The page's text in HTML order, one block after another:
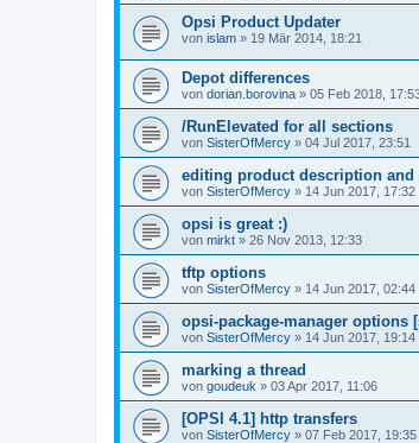
Opsi Product Updater
von islam » 19 Mär 2014, 18:21
Depot differences
von dorian.borovina » 05 Feb 2018,
/RunElevated for all sections
von SisterOfMercy » 04 Jul 2017, 23:51
editing product description
von SisterOfMercy » 14 Jun 2017, 17:32
opsi is great :)
von mirkt » 26 Nov 2013, 12:33
tftp options
von SisterOfMercy » 14 Jun 2017, 02:44
opsi-package-manager options
von SisterOfMercy » 14 Jun 2017, 19:14
marking a thread
von goudeuk » 03 Apr 2017, 11:06
[OPSI 4.1] http transfers
von SisterOfMercy » 07 Feb 2017, 19:35